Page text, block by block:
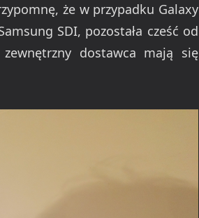
że w przypadku Galaxy
SDI, pozostała cześć od
dostawca mają się